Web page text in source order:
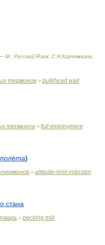
М.: Русский Язык. С.Н.Корчемкина,
терминов > bulkhead wall
терминов > full employment
полёта)
терминов > altitude-limit indicator
стана
> becking mill